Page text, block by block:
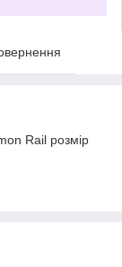
Rail розмір